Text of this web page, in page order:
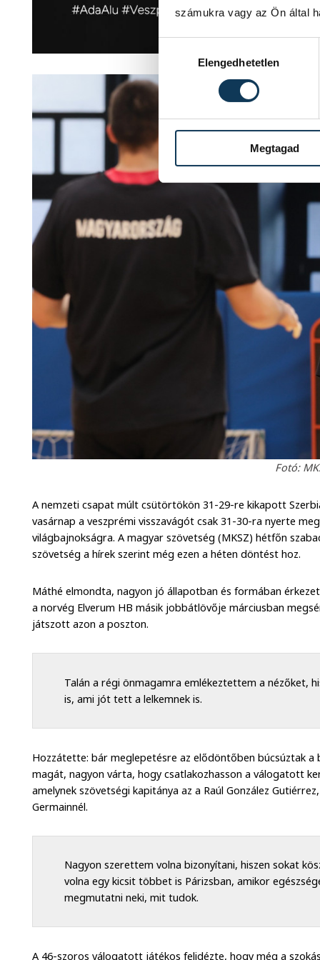
számukra vagy az Ön által
Elengedhetetlen
Megtagad
Fotó:
A nemzeti csapat múlt csütörtökön 31-29-re kikapott
vasárnap a veszprémi visszavágót csak 31-30-ra nyerte
világbajnokságra. A magyar szövetség (MKSZ) hétfőn
szövetség a hírek szerint még ezen a héten döntést hoz.
Máthé elmondta, nagyon jó állapotban és formában
a norvég Elverum HB másik jobbátlövője márciusban
játszott azon a poszton.
Talán a régi önmagamra emlékeztettem a nézőket,
is, ami jót tett a lelkemnek is.
Hozzátette: bár meglepetésre az elődöntőben búcsúztak
magát, nagyon várta, hogy csatlakozhasson a válogatott
amelynek szövetségi kapitánya az a Raúl González
Germainnél.
Nagyon szerettem volna bizonyítani, hiszen sokat
volna egy kicsit többet is Párizsban, amikor
megmutatni neki, mit tudok.
A 46-szoros válogatott játékos felidézte, hogy még a